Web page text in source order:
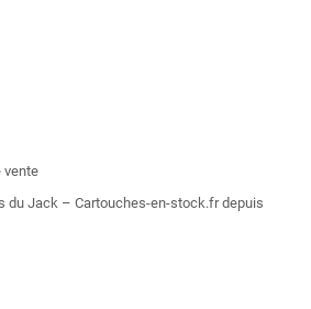
vente
du Jack – Cartouches-en-stock.fr depuis